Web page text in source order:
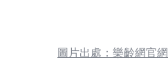
圖片出處：樂齡網官網